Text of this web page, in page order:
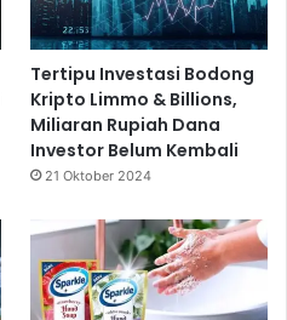
Tertipu Investasi Bodong
Kripto Limmo & Billions,
Miliaran Rupiah Dana
Investor Belum Kembali
21 Oktober 2024